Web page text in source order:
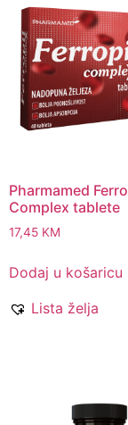
Pharmamed
Complex tablete
17,45 KM
Dodaj u košaricu
Lista želja